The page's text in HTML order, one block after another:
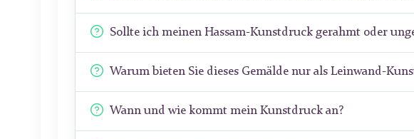
Sollte ich meinen Hassam-Kunstdruck gerahmt oder
Warum bieten Sie dieses Gemälde nur als Leinwand-
Wann und wie kommt mein Kunstdruck an?